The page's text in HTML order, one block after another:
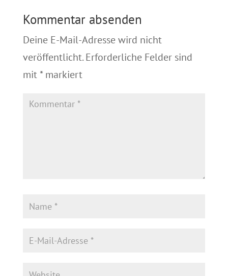
Kommentar absenden
Deine E-Mail-Adresse wird nicht
veröffentlicht. Erforderliche Felder sind
mit*markiert